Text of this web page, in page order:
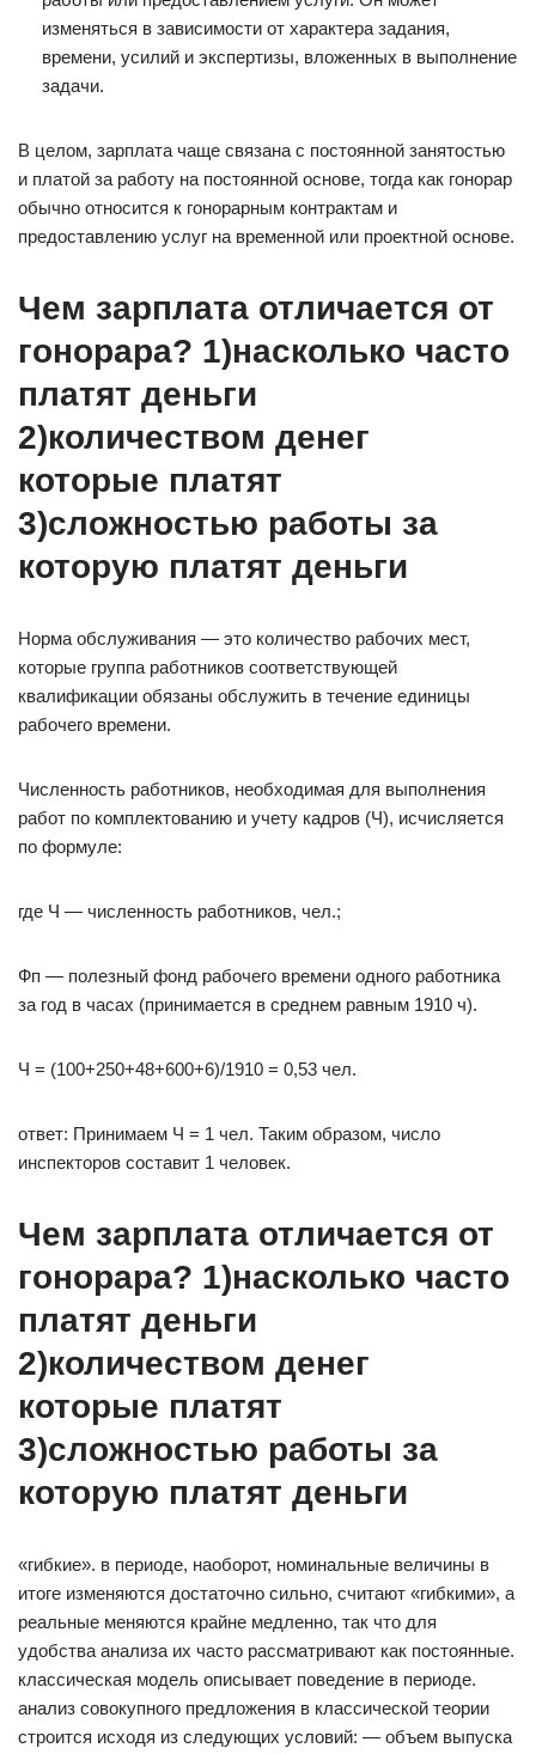
изменяться в зависимости от характера задания,
времени, усилий и экспертизы, вложенных в выполнение
задачи.
В целом, зарплата чаще связана с постоянной занятостью
и платой за работу на постоянной основе, тогда как гонорар
обычно относится к гонорарным контрактам и
предоставлению услуг на временной или проектной основе.
Чем зарплата отличается от
гонорара? 1)насколько часто
платят деньги
2)количеством денег
которые платят
3)сложностью работы за
которую платят деньги​
Норма обслуживания — это количество рабочих мест,
которые группа работников соответствующей
квалификации обязаны обслужить в течение единицы
рабочего времени.
Численность работников, необходимая для выполнения
работ по комплектованию и учету кадров (Ч), исчисляется
по формуле:
где Ч — численность работников, чел.;
Фп — полезный фонд рабочего времени одного работника
за год в часах (принимается в среднем равным 1910 ч).
Ч = (100+250+48+600+6)/1910 = 0,53 чел.
ответ: Принимаем Ч = 1 чел. Таким образом, число
инспекторов составит 1 человек.
Чем зарплата отличается от
гонорара? 1)насколько часто
платят деньги
2)количеством денег
которые платят
3)сложностью работы за
которую платят деньги​
«гибкие». в периоде, наоборот, номинальные величины в
итоге изменяются достаточно сильно, считают «гибкими», а
реальные меняются крайне медленно, так что для
удобства анализа их часто рассматривают как постоянные.
классическая модель описывает поведение в периоде.
анализ совокупного предложения в классической теории
строится исходя из следующих условий: — объем выпуска